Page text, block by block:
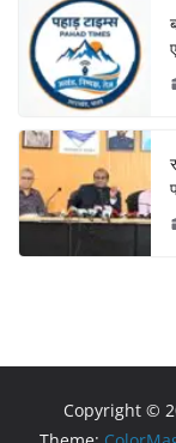
Copyright ©